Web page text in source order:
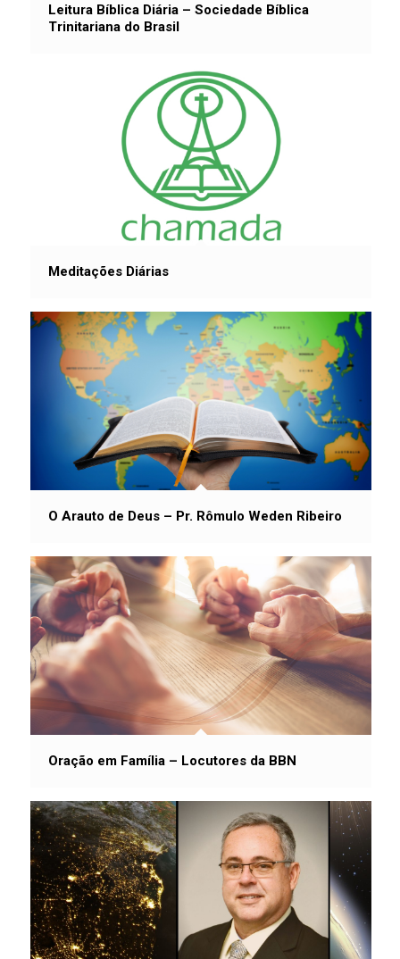
Leitura Bíblica Diária – Sociedade Bíblica
Trinitariana do Brasil
Meditações Diárias
O Arauto de Deus – Pr. Rômulo Weden Ribeiro
Oração em Família – Locutores da BBN